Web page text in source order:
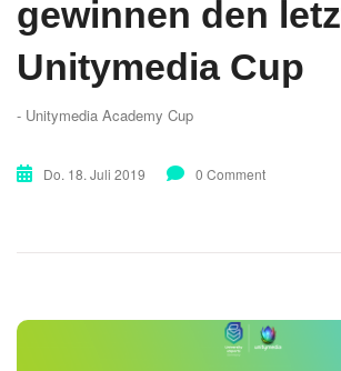
gewinnen den
Unitymedia Cup
- Unitymedia Academy Cup
Do. 18. Juli 2019 0 Comment